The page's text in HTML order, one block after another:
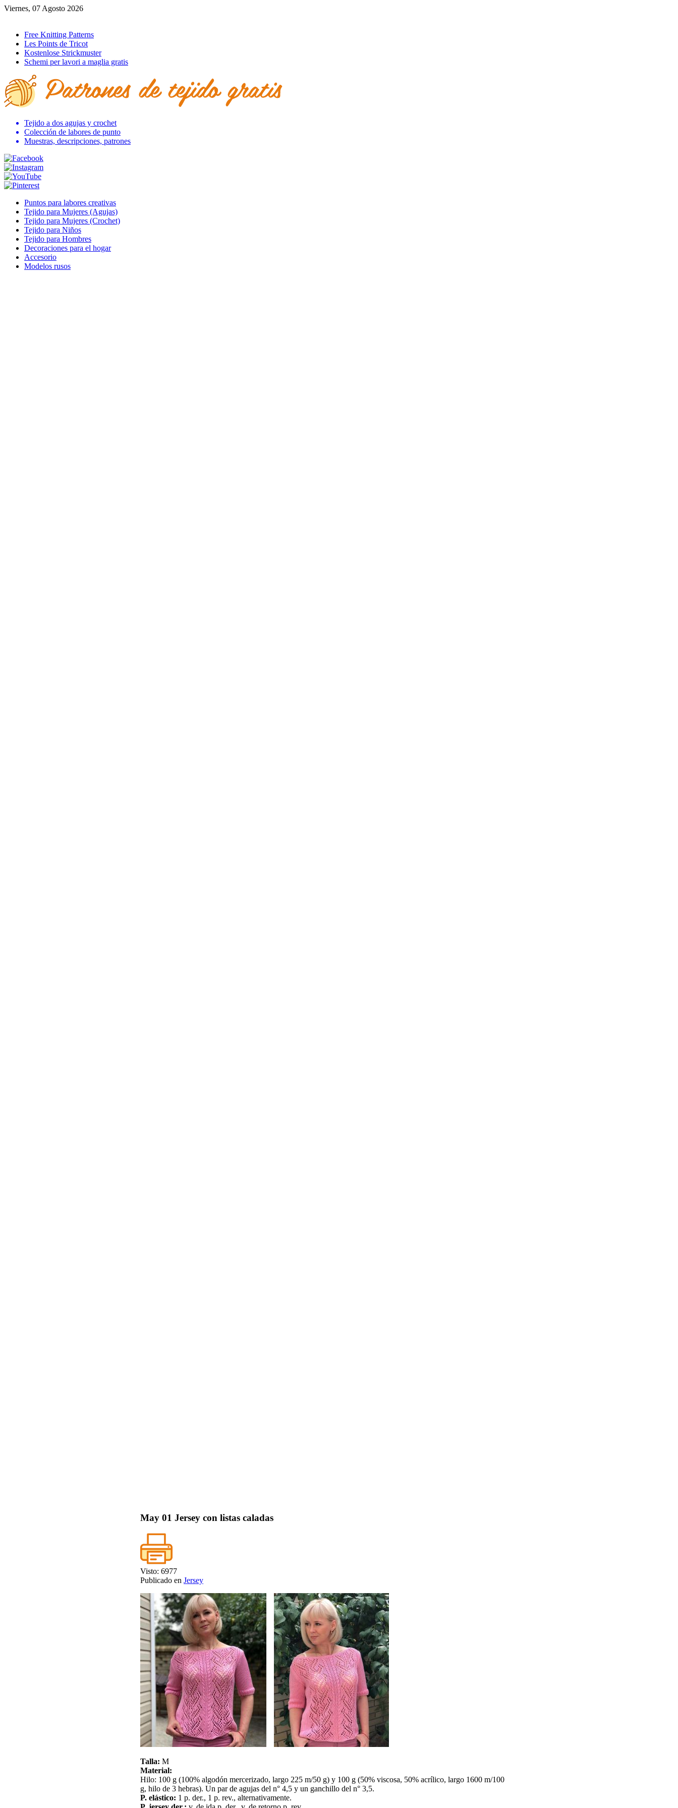
Viernes, 07 Agosto 2026
Free Knitting Patterns
Les Points de Tricot
Kostenlose Strickmuster
Schemi per lavori a maglia gratis
Tejido a dos agujas y crochet
Colección de labores de punto
Muestras, descripciones, patrones
Puntos para labores creativas
Tejido para Mujeres (Agujas)
Tejido para Mujeres (Crochet)
Tejido para Niños
Tejido para Hombres
Decoraciones para el hogar
Accesorio
Modelos rusos
May 01 Jersey con listas caladas
Visto: 6977
Publicado en Jersey
Talla: M
Material:
Hilo: 100 g (100% algodón mercerizado, largo 225 m/50 g) y 100 g (50% viscosa, 50% acrílico, largo 1600 m/100
g, hilo de 3 hebras). Un par de agujas del n° 4,5 y un ganchillo del n° 3,5.
P. elástico: 1 p. der., 1 p. rev., alternativamente.